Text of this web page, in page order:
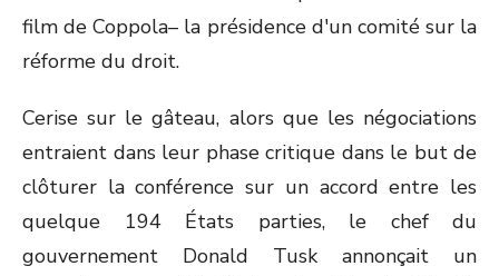
film de Coppola– la présidence d'un comité sur la
réforme du droit.
Cerise sur le gâteau, alors que les négociations
entraient dans leur phase critique dans le but de
clôturer la conférence sur un accord entre les
quelque 194 États parties, le chef du
gouvernement Donald Tusk annonçait un